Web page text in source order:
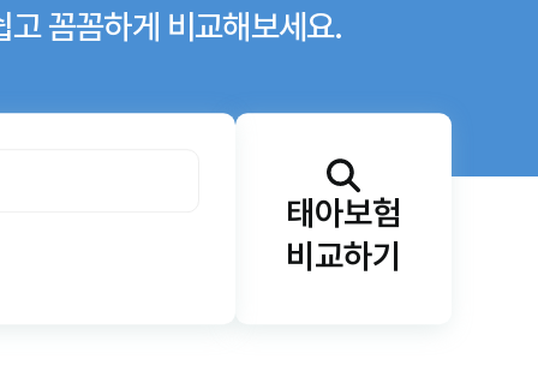
고 꼼꼼하게 비교해보세요.
태아보험
비교하기